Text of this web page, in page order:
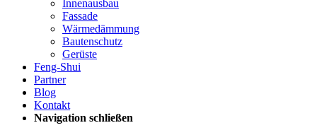
Innenausbau
Fassade
Wärmedämmung
Bautenschutz
Gerüste
Feng-Shui
Partner
Blog
Kontakt
Navigation schließen